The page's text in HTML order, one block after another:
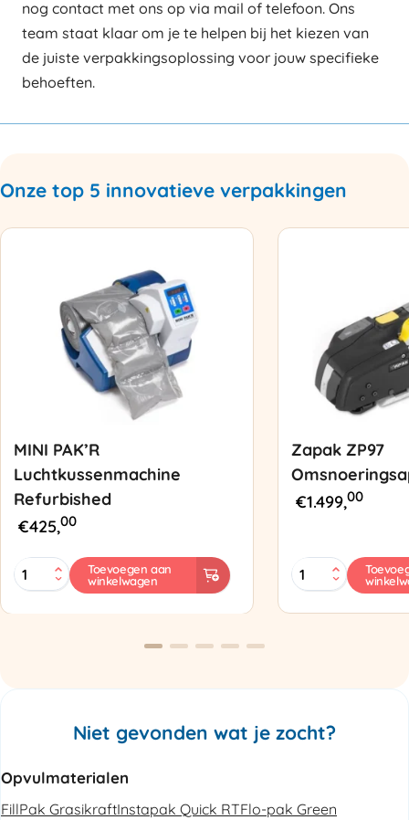
nog contact met ons op via mail of telefoon. Ons
team staat klaar om je te helpen bij het kiezen van
de juiste verpakkingsoplossing voor jouw specifieke
behoeften.
Onze top 5 innovatieve verpakkingen
MINI PAK’R
Luchtkussenmachine
Refurbished
€425,00
MINI
PAK'R
Toevoegen aan
winkelwagen
Zapak ZP97
€1.499,00
Zapak
ZP97
aantal
Niet gevonden wat je zocht?
Opvulmaterialen
FillPak GrasikraftInstapak Quick RTFlo-pak Green